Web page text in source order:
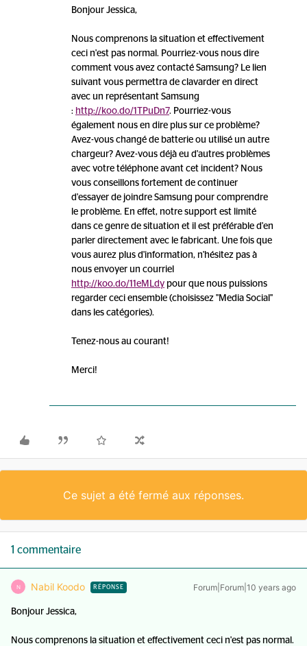
Bonjour Jessica,
Nous comprenons la situation et effectivement
ceci n'est pas normal. Pourriez-vous nous dire
comment vous avez contacté Samsung? Le lien
suivant vous permettra de clavarder en direct
avec un représentant Samsung
: http://koo.do/1TPuDn7. Pourriez-vous
également nous en dire plus sur ce problème?
Avez-vous changé de batterie ou utilisé un autre
chargeur? Avez-vous déjà eu d'autres problèmes
avec votre téléphone avant cet incident? Nous
vous conseillons fortement de continuer
d'essayer de joindre Samsung pour comprendre
le problème. En effet, notre support est limité
dans ce genre de situation et il est préférable d'en
parler directement avec le fabricant. Une fois que
vous aurez plus d'information, n'hésitez pas à
nous envoyer un courriel
http://koo.do/11eMLdy pour que nous puissions
regarder ceci ensemble (choisissez "Media Social"
dans les catégories).
Tenez-nous au courant!
Merci!
Ce sujet a été fermé aux réponses.
1 commentaire
N Nabil Koodo RÉPONSE Forum|Forum|10 years ago
Bonjour Jessica,
Nous comprenons la situation et effectivement ceci n'est pas normal.